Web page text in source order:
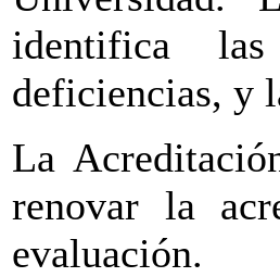
identifica las
deficiencias, y
La
renovar la
evaluación.